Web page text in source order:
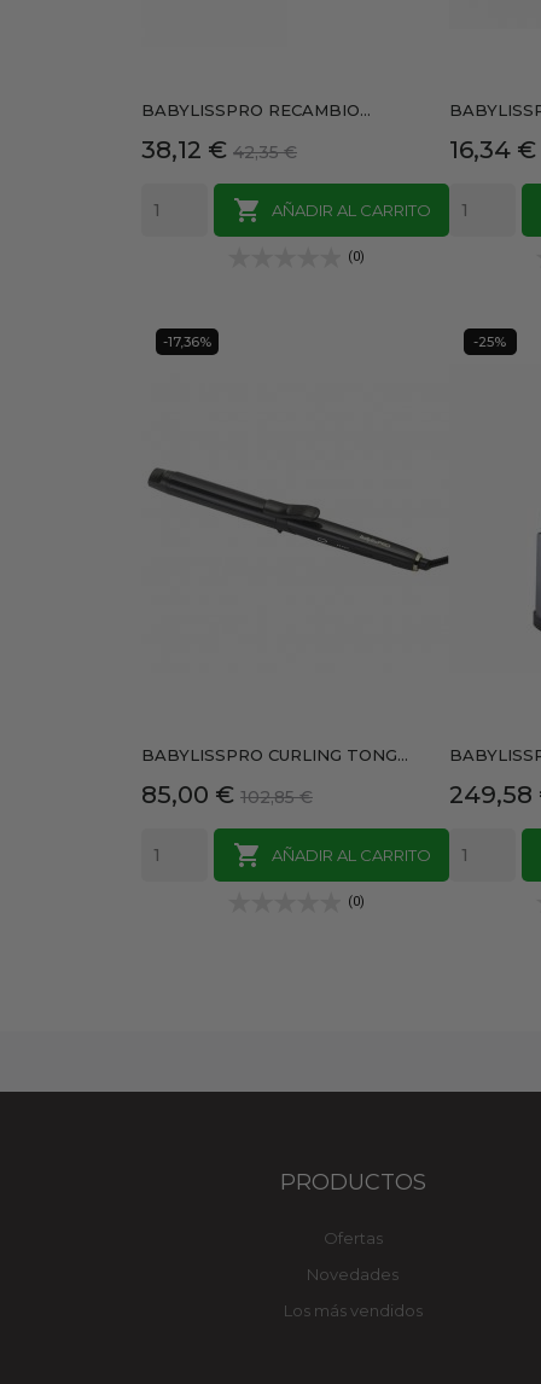
BABYLISSPRO RECAMBIO...
Precio
38,12 € Precio
base
42,35 €
 AÑADIR AL CARRITO
(0)
Precio
16,34 €
BABYLISSPRO CURLING TONG...
Precio
85,00 € Precio
base
102,85 €
 AÑADIR AL CARRITO
(0)
-17,36%
Precio
249,58
-25%
PRODUCTOS
Ofertas
Novedades
Los más vendidos